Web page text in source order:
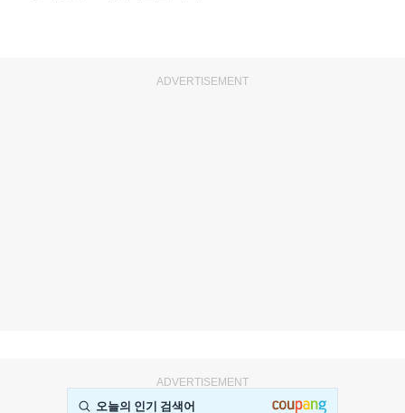
ADVERTISEMENT
ADVERTISEMENT